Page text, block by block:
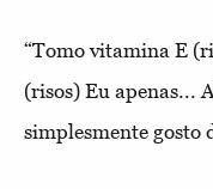
“Tomo vitamina E
(risos) Eu apenas...
simplesmente gosto